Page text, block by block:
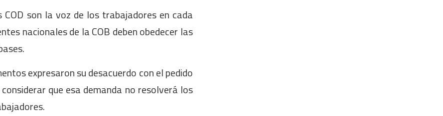
son la voz de los trabajadores en cada
nacionales de la COB deben obedecer las
expresaron su desacuerdo con el pedido
que esa demanda no resolverá los